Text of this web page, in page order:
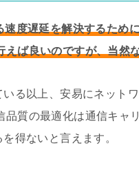
度遅延を解決するため
えば良いのですが、当然
る以上、安易にネット
品質の最適化は通信キ
得ないと言えます。